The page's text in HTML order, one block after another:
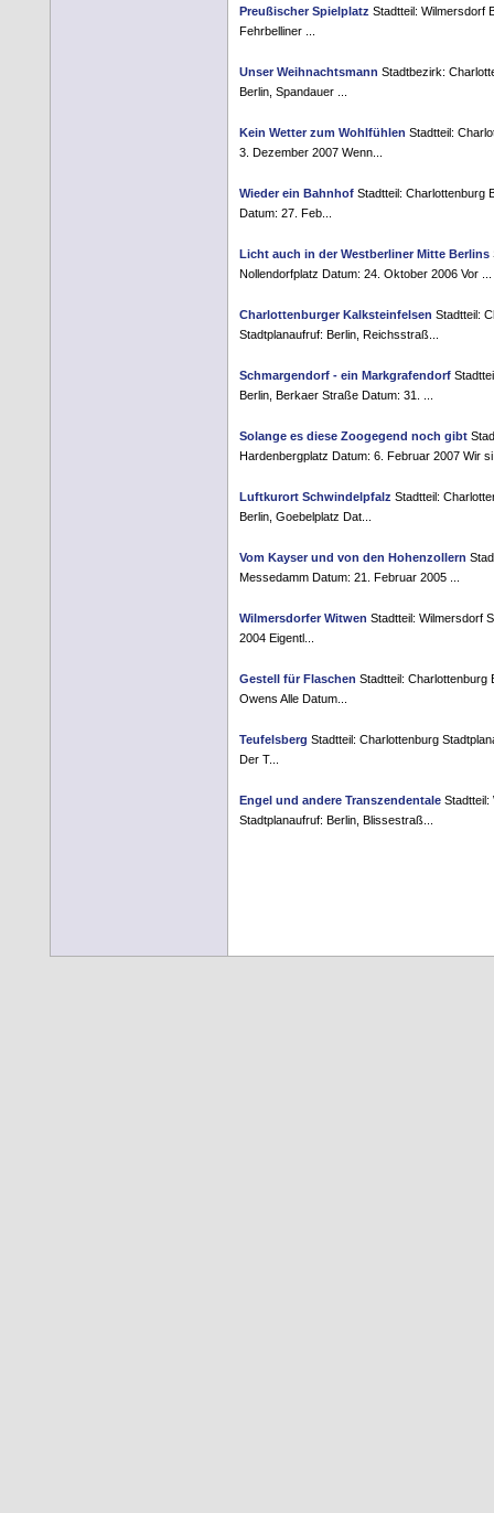
Preußischer Spielplatz Stadtteil: Wilmersdorf
Fehrbelliner ...
Unser Weihnachtsmann Stadtbezirk:
Berlin, Spandauer ...
Kein Wetter zum Wohlfühlen Stadtteil:
3. Dezember 2007 Wenn...
Wieder ein Bahnhof Stadtteil: Charlottenburg
Datum: 27. Feb...
Licht auch in der Westberliner Mitte Berlins
Nollendorfplatz Datum: 24. Oktober 2006 Vor ...
Charlottenburger Kalksteinfelsen Stadtteil:
Stadtplanaufruf: Berlin, Reichsstraß...
Schmargendorf - ein Markgrafendorf
Berlin, Berkaer Straße Datum: 31. ...
Solange es diese Zoogegend noch gibt
Hardenbergplatz Datum: 6. Februar 2007 Wir
Luftkurort Schwindelpfalz Stadtteil:
Berlin, Goebelplatz Dat...
Vom Kayser und von den Hohenzollern
Messedamm Datum: 21. Februar 2005 ...
Wilmersdorfer Witwen Stadtteil: Wilmersdorf
2004 Eigentl...
Gestell für Flaschen Stadtteil: Charlottenburg
Owens Alle Datum...
Teufelsberg Stadtteil: Charlottenburg
Der T...
Engel und andere Transzendentale Stadtteil:
Stadtplanaufruf: Berlin, Blissestraß...